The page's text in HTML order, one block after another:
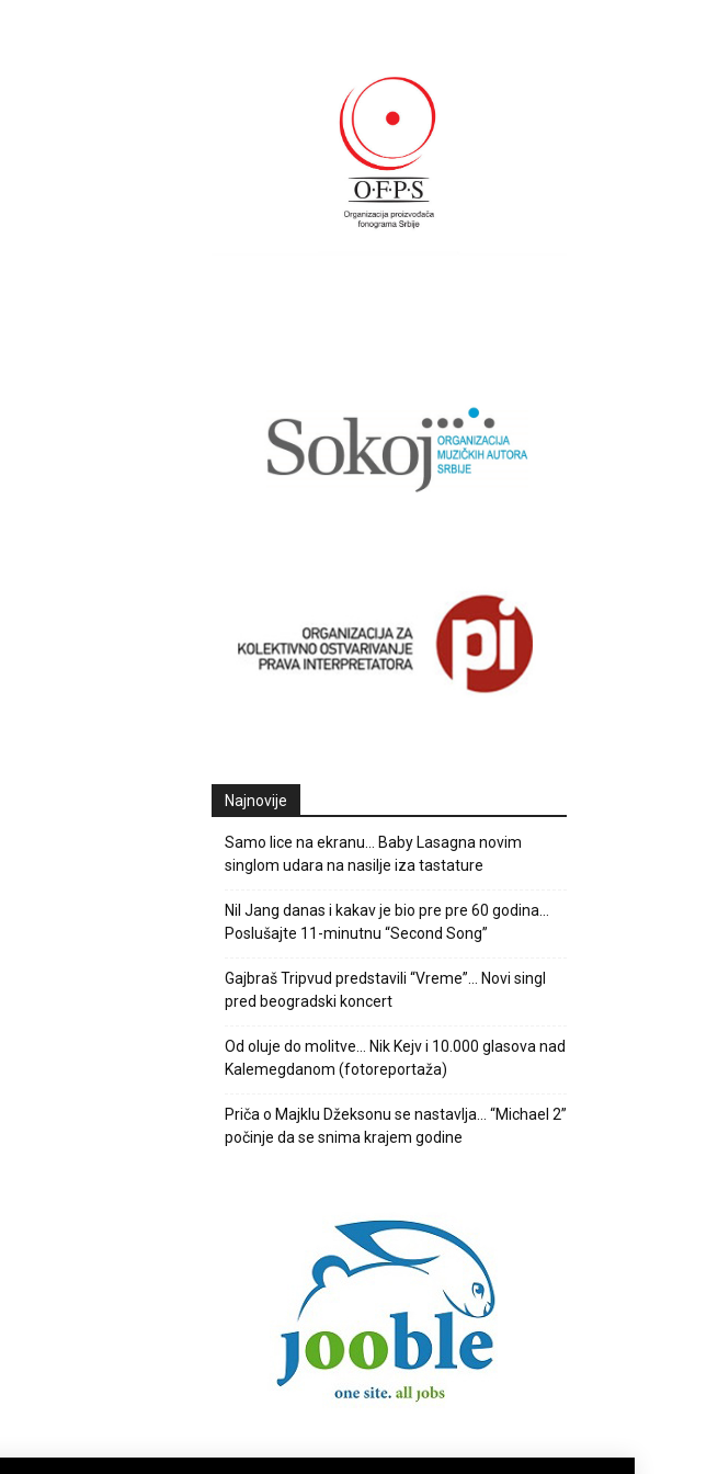
Najnovije
Samo lice na ekranu… Baby Lasagna novim
singlom udara na nasilje iza tastature
Nil Jang danas i kakav je bio pre pre 60 godina…
Poslušajte 11-minutnu “Second Song”
Gajbraš Tripvud predstavili “Vreme”… Novi singl
pred beogradski koncert
Od oluje do molitve… Nik Kejv i 10.000 glasova nad
Kalemegdanom (fotoreportaža)
Priča o Majklu Džeksonu se nastavlja… “Michael 2”
počinje da se snima krajem godine